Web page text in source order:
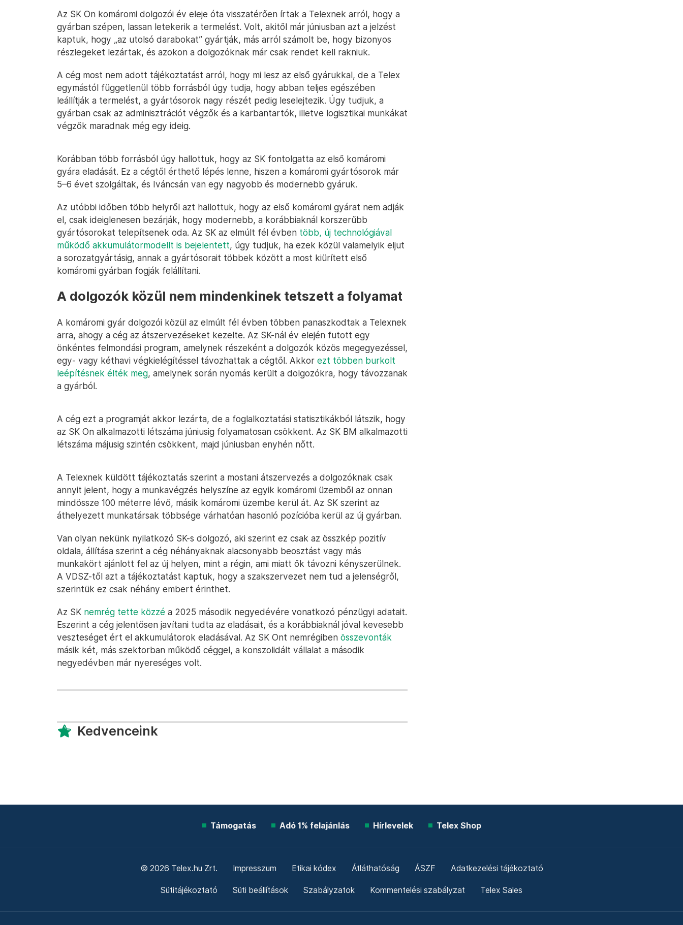
Az SK On komáromi dolgozói év eleje óta visszatérően írtak a Telexnek arról, hogy a
gyárban szépen, lassan letekerik a termelést. Volt, akitől már júniusban azt a jelzést
kaptuk, hogy „az utolsó darabokat” gyártják, más arról számolt be, hogy bizonyos
részlegeket lezártak, és azokon a dolgozóknak már csak rendet kell rakniuk.
A cég most nem adott tájékoztatást arról, hogy mi lesz az első gyárukkal, de a Telex
egymástól függetlenül több forrásból úgy tudja, hogy abban teljes egészében
leállítják a termelést, a gyártósorok nagy részét pedig leselejtezik. Úgy tudjuk, a
gyárban csak az adminisztrációt végzők és a karbantartók, illetve logisztikai munkákat
végzők maradnak még egy ideig.
Korábban több forrásból úgy hallottuk, hogy az SK fontolgatta az első komáromi
gyára eladását. Ez a cégtől érthető lépés lenne, hiszen a komáromi gyártósorok már
5–6 évet szolgáltak, és Iváncsán van egy nagyobb és modernebb gyáruk.
Az utóbbi időben több helyről azt hallottuk, hogy az első komáromi gyárat nem adják
el, csak ideiglenesen bezárják, hogy modernebb, a korábbiaknál korszerűbb
gyártósorokat telepítsenek oda. Az SK az elmúlt fél évben több, új technológiával
működő akkumulátormodellt is bejelentett, úgy tudjuk, ha ezek közül valamelyik eljut
a sorozatgyártásig, annak a gyártósorait többek között a most kiürített első
komáromi gyárban fogják felállítani.
A dolgozók közül nem mindenkinek tetszett a folyamat
A komáromi gyár dolgozói közül az elmúlt fél évben többen panaszkodtak a Telexnek
arra, ahogy a cég az átszervezéseket kezelte. Az SK-nál év elején futott egy
önkéntes felmondási program, amelynek részeként a dolgozók közös megegyezéssel,
egy- vagy kéthavi végkielégítéssel távozhattak a cégtől. Akkor ezt többen burkolt
leépítésnek élték meg, amelynek során nyomás került a dolgozókra, hogy távozzanak
a gyárból.
A cég ezt a programját akkor lezárta, de a foglalkoztatási statisztikákból látszik, hogy
az SK On alkalmazotti létszáma júniusig folyamatosan csökkent. Az SK BM alkalmazotti
létszáma májusig szintén csökkent, majd júniusban enyhén nőtt.
A Telexnek küldött tájékoztatás szerint a mostani átszervezés a dolgozóknak csak
annyit jelent, hogy a munkavégzés helyszíne az egyik komáromi üzemből az onnan
mindössze 100 méterre lévő, másik komáromi üzembe kerül át. Az SK szerint az
áthelyezett munkatársak többsége várhatóan hasonló pozícióba kerül az új gyárban.
Van olyan nekünk nyilatkozó SK-s dolgozó, aki szerint ez csak az összkép pozitív
oldala, állítása szerint a cég néhányaknak alacsonyabb beosztást vagy más
munkakört ajánlott fel az új helyen, mint a régin, ami miatt ők távozni kényszerülnek.
A VDSZ-től azt a tájékoztatást kaptuk, hogy a szakszervezet nem tud a jelenségről,
szerintük ez csak néhány embert érinthet.
Az SK nemrég tette közzé a 2025 második negyedévére vonatkozó pénzügyi adatait.
Eszerint a cég jelentősen javítani tudta az eladásait, és a korábbiaknál jóval kevesebb
veszteséget ért el akkumulátorok eladásával. Az SK Ont nemrégiben összevonták
másik két, más szektorban működő céggel, a konszolidált vállalat a második
negyedévben már nyereséges volt.
Kedvenceink
Támogatás Adó 1% felajánlás Hírlevelek Telex Shop
© 2026 Telex.hu Zrt. Impresszum Etikai kódex Átláthatóság ÁSZF Adatkezelési tájékoztató
Sütitájékoztató Süti beállítások Szabályzatok Kommentelési szabályzat Telex Sales